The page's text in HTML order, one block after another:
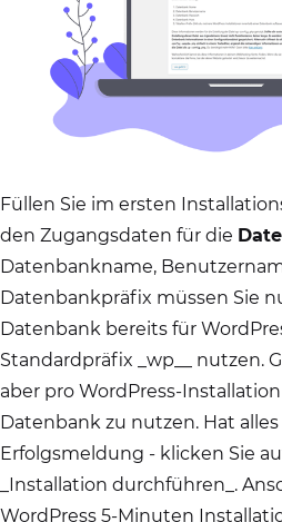
Füllen Sie im ersten
den Zugangsdaten für die
Datenbankname,
Datenbankpräfix müssen Sie
Datenbank bereits für
Standardpräfix _wp__ nutzen.
aber pro WordPress-
Datenbank zu nutzen. Hat
Erfolgsmeldung - klicken Sie
_Installation durchführen_.
WordPress 5-Minuten